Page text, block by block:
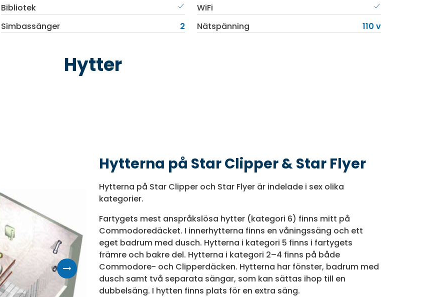
Bibliotek
Simbassänger
2
WiFi
Nätspänning
110 v
Hytter
Hytterna på Star Clipper & Star Flyer
Hytterna på Star Clipper och Star Flyer är indelade i sex olika
kategorier.
Fartygets mest anspråkslösa hytter (kategori 6) finns mitt på
Commodoredäcket. I innerhytterna finns en våningssäng och ett
eget badrum med dusch. Hytterna i kategori 5 finns i fartygets
främre och bakre del. Hytterna i kategori 2–4 finns på både
Commodore- och Clipperdäcken. Hytterna har fönster, badrum med
dusch samt två separata sängar, som kan sättas ihop till en
dubbelsäng. I hytten finns plats för en extra säng.